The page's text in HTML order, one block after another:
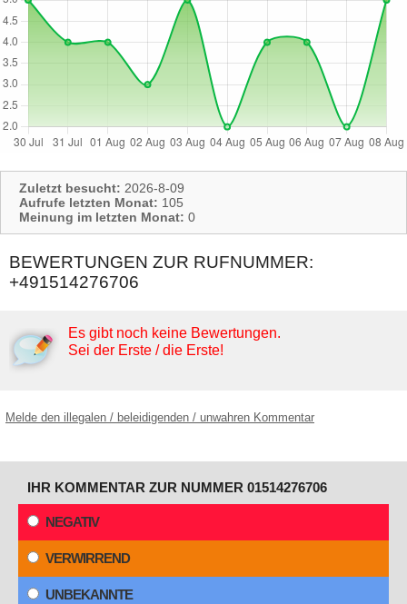
Zuletzt besucht: 2026-8-09
Aufrufe letzten Monat: 105
Meinung im letzten Monat: 0
BEWERTUNGEN ZUR RUFNUMMER:
+491514276706
Es gibt noch keine Bewertungen.
Sei der Erste / die Erste!
Melde den illegalen / beleidigenden / unwahren Kommentar
IHR KOMMENTAR ZUR NUMMER 01514276706
NEGATIV
VERWIRREND
UNBEKANNTE